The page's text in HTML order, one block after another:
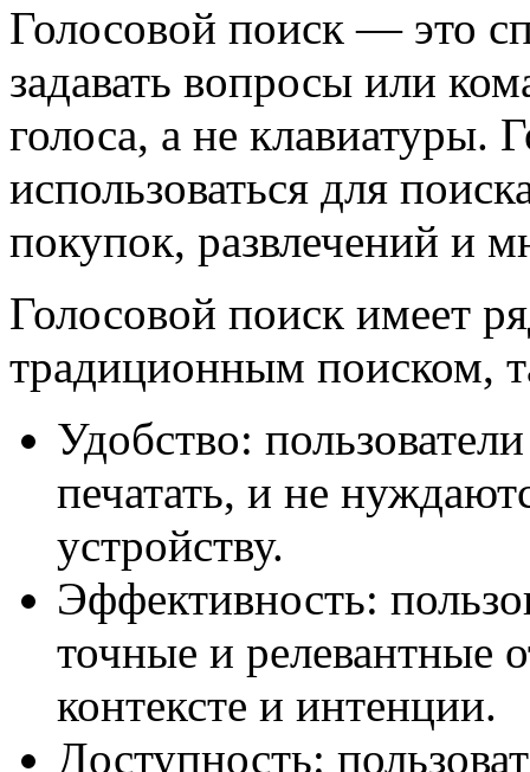
Голосовой поиск — это
задавать вопросы или
голоса, а не клавиатуры.
использоваться для
покупок, развлечений и
Голосовой поиск имеет
традиционным поиском,
Удобство:
печатать, и не
устройству.
Эффективность:
точные и релевантные
контексте и интенции.
Доступность: